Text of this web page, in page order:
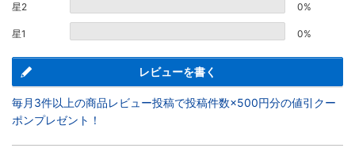
星2 0%
星1 0%
レビューを書く
毎月3件以上の商品レビュー投稿で投稿件数×500円分の値引クー
ポンプレゼント！